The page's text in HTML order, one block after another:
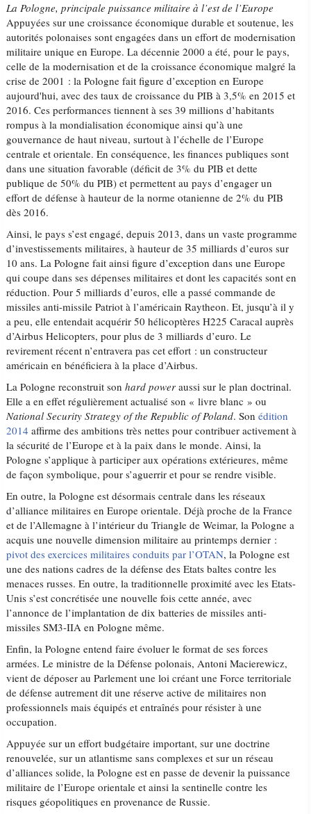
La Pologne, principale puissance militaire à l’est de l’Europe
Appuyées sur une croissance économique durable et soutenue, les
autorités polonaises sont engagées dans un effort de modernisation
militaire unique en Europe. La décennie 2000 a été, pour le pays,
celle de la modernisation et de la croissance économique malgré la
crise de 2001 : la Pologne fait figure d’exception en Europe
aujourd'hui, avec des taux de croissance du PIB à 3,5% en 2015 et
2016. Ces performances tiennent à ses 39 millions d’habitants
rompus à la mondialisation économique ainsi qu’à une
gouvernance de haut niveau, surtout à l’échelle de l’Europe
centrale et orientale. En conséquence, les finances publiques sont
dans une situation favorable (déficit de 3% du PIB et dette
publique de 50% du PIB) et permettent au pays d’engager un
effort de défense à hauteur de la norme otanienne de 2% du PIB
dès 2016.
Ainsi, le pays s’est engagé, depuis 2013, dans un vaste programme
d’investissements militaires, à hauteur de 35 milliards d’euros sur
10 ans. La Pologne fait ainsi figure d’exception dans une Europe
qui coupe dans ses dépenses militaires et dont les capacités sont en
réduction. Pour 5 milliards d’euros, elle a passé commande de
missiles anti-missile Patriot à l’américain Raytheon. Et, jusqu’à il y
a peu, elle entendait acquérir 50 hélicoptères H225 Caracal auprès
d’Airbus Helicopters, pour plus de 3 milliards d’euro. Le
revirement récent n’entravera pas cet effort : un constructeur
américain en bénéficiera à la place d’Airbus.
La Pologne reconstruit sonhard power aussi sur le plan doctrinal.
Elle a en effet régulièrement actualisé son « livre blanc » ou
National Security Strategy of the Republic of Poland. Sonédition
2014 affirme des ambitions très nettes pour contribuer activement à
la sécurité de l’Europe et à la paix dans le monde. Ainsi, la
Pologne s’applique à participer aux opérations extérieures, même
de façon symbolique, pour s’aguerrir et pour se rendre visible.
En outre, la Pologne est désormais centrale dans les réseaux
d’alliance militaires en Europe orientale. Déjà proche de la France
et de l’Allemagne à l’intérieur du Triangle de Weimar, la Pologne a
acquis une nouvelle dimension militaire au printemps dernier :
pivot des exercices militaires conduits par l’OTAN, la Pologne est
une des nations cadres de la défense des Etats baltes contre les
menaces russes. En outre, la traditionnelle proximité avec les Etats-
Unis s’est concrétisée une nouvelle fois cette année, avec
l’annonce de l’implantation de dix batteries de missiles anti-
missiles SM3-IIA en Pologne même.
Enfin, la Pologne entend faire évoluer le format de ses forces
armées. Le ministre de la Défense polonais, Antoni Macierewicz,
vient de déposer au Parlement une loi créant une Force territoriale
de défense autrement dit une réserve active de militaires non
professionnels mais équipés et entraînés pour résister à une
occupation.
Appuyée sur un effort budgétaire important, sur une doctrine
renouvelée, sur un atlantisme sans complexes et sur un réseau
d’alliances solide, la Pologne est en passe de devenir la puissance
militaire de l’Europe orientale et ainsi la sentinelle contre les
risques géopolitiques en provenance de Russie.